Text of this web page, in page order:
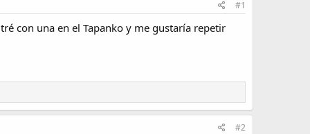
#1
con una en el Tapanko y me gustaría repetir
#2